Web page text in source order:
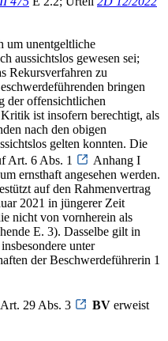
um unentgeltliche
aussichtslos gewesen sei;
Rekursverfahren zu
bringen
der offensichtlichen
ist insofern berechtigt, als
nach den obigen
gelten konnten. Die
Art. 6 Abs. 1
Anhang I
ernsthaft angesehen werden.
auf den Rahmenvertrag
2021 in jüngerer Zeit
nicht von vornherein als
E. 3). Dasselbe gilt in
unter
der Beschwerdeführerin 1
29 Abs. 3 BV erweist